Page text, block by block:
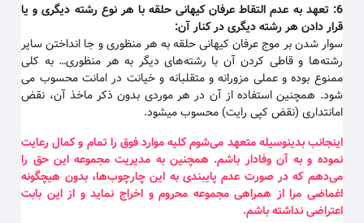
تعهد به عدم التقاط عرفان کیهانی حلقه با هر نوع رشته دیگری و یا
قرار دادن هر رشته دیگری در کنار آن:
سوار شدن بر موج عرفان کیهانی حلقه به هر منظوری و جا انداختن سایر
رشته‌ها و قاطی کردن آن با رشته‌های دیگر به هر منظوری… به کلی
ممنوع بوده و عملی مزورانه و متقلبانه و خیانت در امانت محسوب می
شود. همچنین استفاده از آن در هر موردی بدون ذکر ماخذ آن، نقض
امانتداری (نقض کپی رایت) محسوب میشود.
اینجانب بدینوسیله متعهد می‌شوم کلیه موارد فوق را تمام و کمال رعایت
نموده و به آن وفادار باشم. همچنین به مدیریت مجموعه این حق را
می‌دهم که در صورت عدم پایبندی به این چارچوب‌ها، بدون هیچگونه
اغماضی مرا از همراهی مجموعه محروم و اخراج نماید و از این بابت
اعتراضی نداشته باشم.